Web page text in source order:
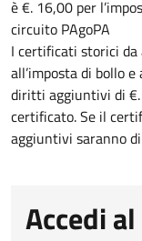
è €. 16,00 per
circuito PAgoPA
I certificati storici
all’imposta di bollo
diritti aggiuntivi di
certificato. Se il
aggiuntivi saranno
Accedi